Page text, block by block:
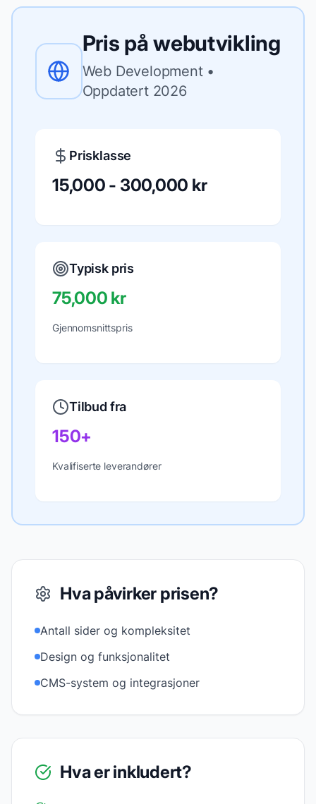
Pris påwebutvikling
Web Development•
Oppdatert 2026
Prisklasse
15,000 - 300,000 kr
Typisk pris
75,000 kr
Gjennomsnittspris
Tilbud fra
150+
Kvalifiserte leverandører
Hva påvirker prisen?
Antall sider og kompleksitet
Design og funksjonalitet
CMS-system og integrasjoner
Hva er inkludert?